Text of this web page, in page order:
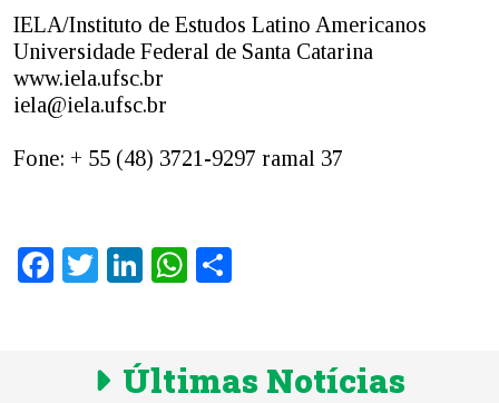
IELA/Instituto de Estudos Latino Americanos
Universidade Federal de Santa Catarina
www.iela.ufsc.br
iela@iela.ufsc.br
Fone: + 55 (48) 3721-9297 ramal 37
Facebook
TwitterLinkedInWhatsApp
Últimas Notícias